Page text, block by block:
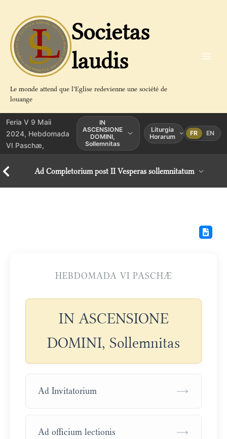
contenu
Societas
laudis
Le monde attend que l'Eglise redevienne une société de
louange
Feria V 9 Maii
2024, Hebdomada
VI Paschæ,
IN
ASCENSIONE
DOMINI,
Sollemnitas
Liturgia
Horarum
FR EN
Ad Completorium post II Vesperas sollemnitatum
HEBDOMADA VI PASCHÆ
IN ASCENSIONE
DOMINI, Sollemnitas
Ad Invitatorium →
Ad officium lectionis →